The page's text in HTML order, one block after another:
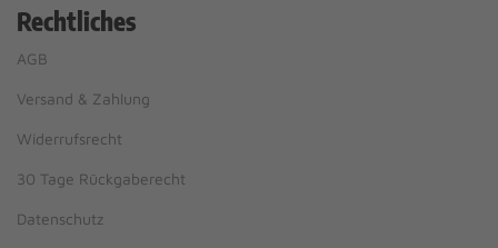
Rechtliches
AGB
Versand & Zahlung
Widerrufsrecht
30 Tage Rückgaberecht
Datenschutz